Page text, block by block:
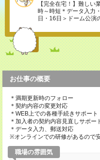
【完全在宅！】難しい
時～時短＊データ入力
日・16日＞ドーム公演
お仕事の概要
＊満期更新時のフォロー
＊契約内容の変更対応
＊WEB上での各種手続きサポート
＊加入者の契約内容見直しサポー
＊データ入力、郵送対応
※オンラインでの研修があるので
職場の雰囲気